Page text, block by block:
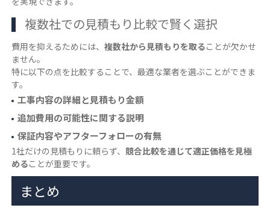
複数社での見積もり比較で賢く選択
費用を抑えるためには、 複数社から見積もりを取ることが欠かせ
ません。
特に以下の点を比較することで、最適な業者を選ぶことができま
す。
工事内容の詳細と見積もり金額
追加費用の可能性に関する説明
保証内容やアフターフォローの有無
1社だけの見積もりに頼らず、 競合比較を通じて適正価格を見極
めることが重要です。
まとめ